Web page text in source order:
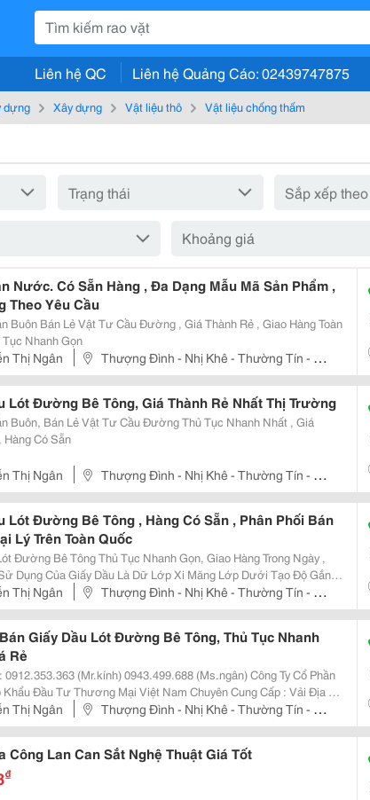
Liên hệ QC Liên hệ Quảng Cáo: 02439747875
dựng Xây dựng Vật liệu thô Vật liệu chống thấm
Khoảng giá
Nước. Có Sẵn Hàng , Đa Dạng Mẫu Mã Sản Phẩm ,
Theo Yêu Cầu
Buôn Bán Lẻ Vật Tư Cầu Đường , Giá Thành Rẻ , Giao Hàng Toàn
Nhanh Gọn
Thị Ngân
Thượng Đình - Nhị Khê - Thường Tín - Hà
Lót Đường Bê Tông, Giá Thành Rẻ Nhất Thị Trường
Buôn, Bán Lẻ Vật Tư Cầu Đường Thủ Tục Nhanh Nhất , Giá
Hàng Có Sẵn
Thị Ngân
Thượng Đình - Nhị Khê - Thường Tín - Hà
Lót Đường Bê Tông , Hàng Có Sẵn , Phân Phối Bán
Lý Trên Toàn Quốc
Đường Bê Tông Thủ Tục Nhanh Gọn, Giao Hàng Trong Ngày ,
Dụng Của Giấy Dầu Là Dữ Lớp Xi Măng Lớp Dưới Tạo Độ Gắn
Cát Xi Măng Được Bền Chặt Hơn
Thị Ngân
Thượng Đình - Nhị Khê - Thường Tín - Hà
Giấy Dầu Lót Đường Bê Tông, Thủ Tục Nhanh
Rẻ
0943.499.688 (Ms.ngân) Công Ty Cổ Phần
Tư Thương Mại Việt Nam Chuyên Cung Cấp : Vải Địa Kĩ
Dầu, Tấm Alu, Dầu Máy Biến Thế, Vỉ Thoát Nước, Matit Chèn Khe,
Thuật Cốt...
Thị Ngân
Thượng Đình - Nhị Khê - Thường Tín - Hà
Công Lan Can Sắt Nghệ Thuật Giá Tốt
₫